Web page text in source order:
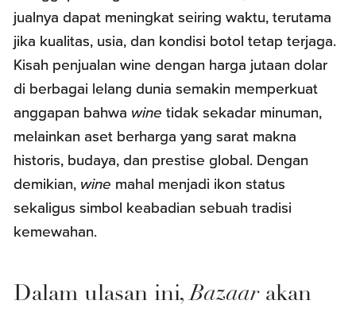
jualnya dapat meningkat seiring waktu, terutama
jika kualitas, usia, dan kondisi botol tetap terjaga.
Kisah penjualan wine dengan harga jutaan dolar
di berbagai lelang dunia semakin memperkuat
anggapan bahwa wine tidak sekadar minuman,
melainkan aset berharga yang sarat makna
historis, budaya, dan prestise global. Dengan
demikian, wine mahal menjadi ikon status
sekaligus simbol keabadian sebuah tradisi
kemewahan.
Dalam ulasan ini,Bazaarakan